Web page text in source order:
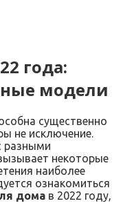
года:
модели
существенно
не исключение.
разными
некоторые
наиболее
ознакомиться
дома в 2022 году,